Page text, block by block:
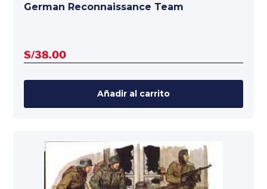
German Reconnaissance Team
S/38.00
Añadir al carrito